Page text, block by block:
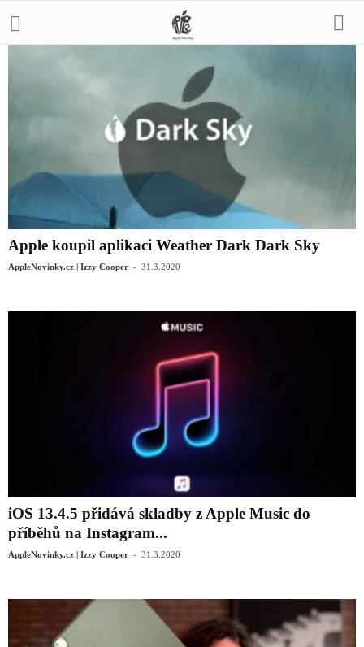
Apple koupil aplikaci Weather Dark Dark Sky
AppleNovinky.cz | Izzy Cooper - 31.3.2020
iOS 13.4.5 přidává skladby z Apple Music do
příběhů na Instagram...
AppleNovinky.cz | Izzy Cooper - 31.3.2020